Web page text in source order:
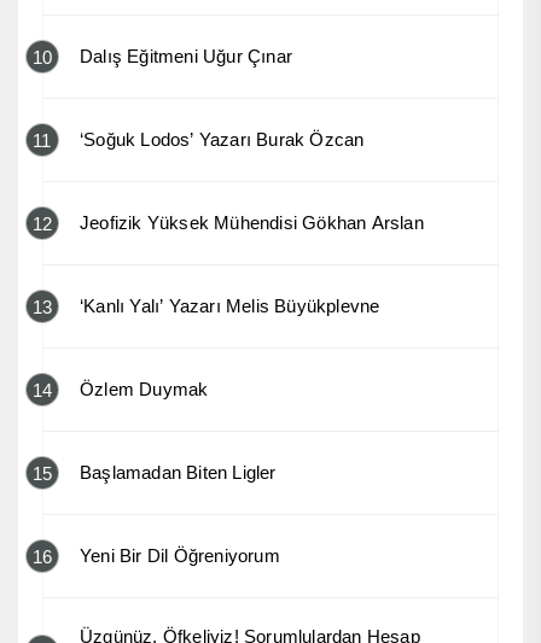
10 Dalış Eğitmeni Uğur Çınar
11 ‘Soğuk Lodos’ Yazarı Burak Özcan
12 Jeofizik Yüksek Mühendisi Gökhan Arslan
13 ‘Kanlı Yalı’ Yazarı Melis Büyükplevne
14 Özlem Duymak
15 Başlamadan Biten Ligler
16 Yeni Bir Dil Öğreniyorum
Üzgünüz, Öfkeliyiz! Sorumlulardan Hesap